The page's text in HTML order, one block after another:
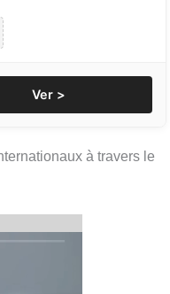
Ver >
à travers le